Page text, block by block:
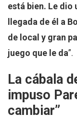
está bien. Le dio
llegada de él a
de local y gran
juego que le da”.
La cábala
impuso
cambiar”